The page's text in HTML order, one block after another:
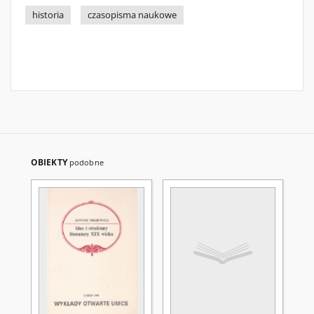
historia czasopisma naukowe
OBIEKTY podobne